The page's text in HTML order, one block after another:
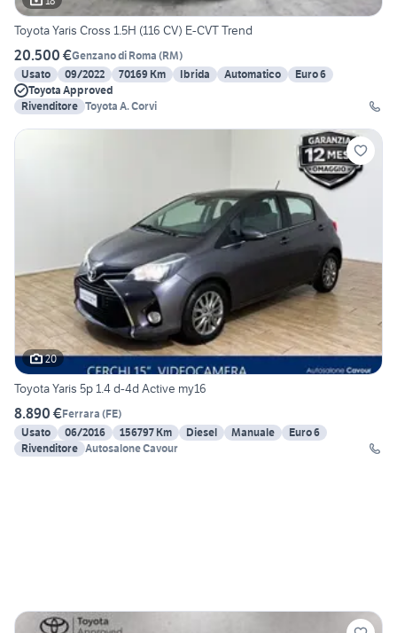
Toyota Yaris Cross 1.5H (116 CV) E-CVT Trend
20.500 €Genzano di Roma (RM)
Usato
09/2022 70169 Km Ibrida Automatico
Euro 6
Toyota Approved
Rivenditore Toyota A. Corvi
20
Toyota Yaris 5p 1.4 d-4d Active my16
8.890 €Ferrara (FE)
Usato
06/2016 156797 Km Diesel Manuale
Euro 6
Rivenditore Autosalone Cavour